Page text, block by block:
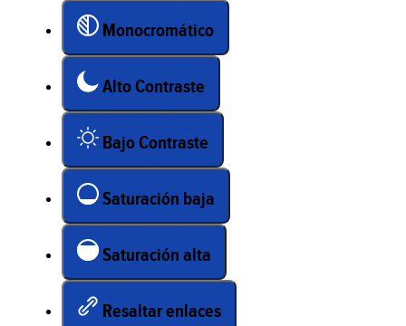
Monocromático
Alto Contraste
Bajo Contraste
Saturación baja
Saturación alta
Resaltar enlaces